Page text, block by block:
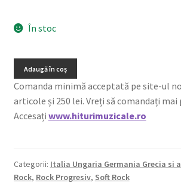
În stoc
Adaugă în coș
Comanda minimă acceptată pe site-ul
articole și 250 lei. Vreți să comandați mai
Accesați www.hiturimuzicale.ro
Categorii: Italia Ungaria Germania Grecia si
Rock, Rock Progresiv, Soft Rock